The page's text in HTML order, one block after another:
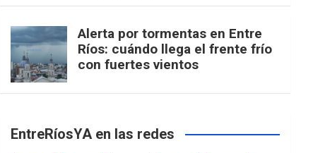
Alerta por tormentas en Entre
Ríos: cuándo llega el frente frío
con fuertes vientos
EntreRíosYA en las redes